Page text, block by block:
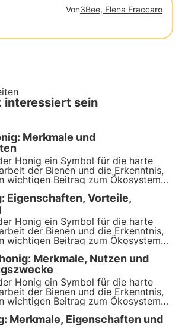
Von3Bee, Elena Fraccaro
interessiert sein
Merkmale und
Honig ein Symbol für die harte
der Bienen und die Erkenntnis,
wichtigen Beitrag zum Ökosystem
Projekte unterstützen die
und sorgen durch unsere
gesunde Umwelt für Bestäuber.
Eigenschaften, Vorteile,
Honig ein Symbol für die harte
der Bienen und die Erkenntnis,
wichtigen Beitrag zum Ökosystem
Projekte unterstützen die
sorgen durch unsere Züchter für
für Bestäuber.
Merkmale, Nutzen und
Honig ein Symbol für die harte
der Bienen und die Erkenntnis,
wichtigen Beitrag zum Ökosystem
Projekte unterstützen die
und sorgen durch unsere
gesunde Umwelt für Bestäuber.
Merkmale, Eigenschaften und